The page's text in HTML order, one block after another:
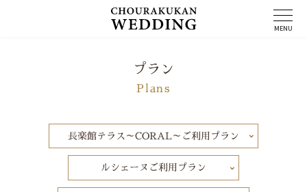
MENU
プラン
Plans
長楽館テラス～CORAL～ご利用プラン
ルシェーヌご利用プラン